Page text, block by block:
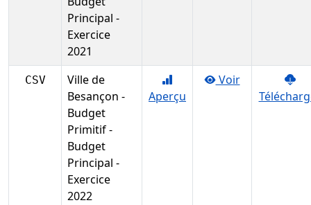
Principal -
Exercice
2021
CSV
Ville de
Besançon -
Budget
Primitif -
Budget
Principal -
Exercice
2022
Aperçu
Voir